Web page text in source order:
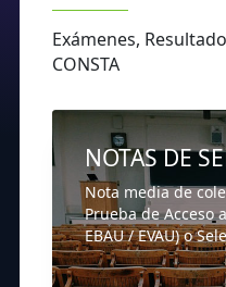
Exámenes,
CONSTA
NOTAS DE
Nota media de
Prueba de Acceso
EBAU / EVAU) o